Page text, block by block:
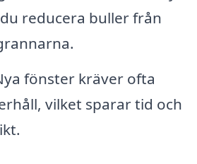
reducera buller från
fönster kräver ofta
vilket sparar tid och